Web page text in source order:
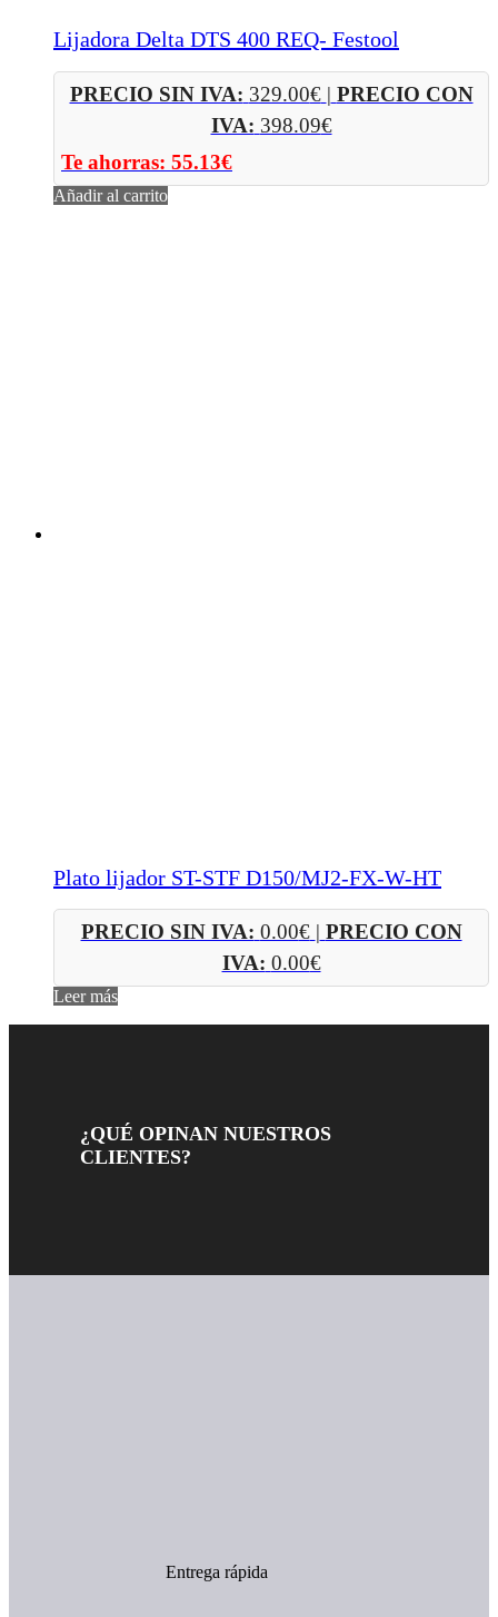
Lijadora Delta DTS 400 REQ- Festool
PRECIO SIN IVA: 329.00€ | PRECIO CON
IVA: 398.09€
Te ahorras: 55.13€
Añadir al carrito
Plato lijador ST-STF D150/MJ2-FX-W-HT
PRECIO SIN IVA: 0.00€ | PRECIO CON
IVA: 0.00€
Leer más
¿QUÉ OPINAN NUESTROS
CLIENTES?
Entrega rápida